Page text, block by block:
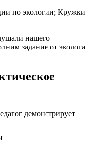
по экологии; Кружки
нашего
задание от эколога.
демонстрирует